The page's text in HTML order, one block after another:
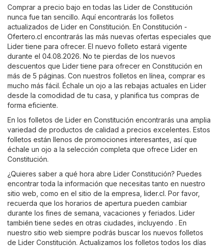
Comprar a precio bajo en todas las Lider de Constitución
nunca fue tan sencillo. Aquí encontrarás los folletos
actualizados de Lider en Constitución. En Constitución -
Ofertero.cl encontrarás las más nuevas ofertas especiales que
Lider tiene para ofrecer. El nuevo folleto estará vigente
durante el 04.08.2026. No te pierdas de los nuevos
descuentos que Lider tiene para ofrecer en Constitución en
más de 5 páginas. Con nuestros folletos en línea, comprar es
mucho más fácil. Échale un ojo a las rebajas actuales en Lider
desde la comodidad de tu casa, y planifica tus compras de
forma eficiente.
En los folletos de Lider en Constitución encontrarás una amplia
variedad de productos de calidad a precios excelentes. Estos
folletos están llenos de promociones interesantes, así que
échale un ojo a la selección completa que ofrece Lider en
Constitución.
¿Quieres saber a qué hora abre Lider Constitución? Puedes
encontrar toda la información que necesitas tanto en nuestro
sitio web, como en el sitio de la empresa, lider.cl. Por favor,
recuerda que los horarios de apertura pueden cambiar
durante los fines de semana, vacaciones y feriados. Lider
también tiene sedes en otras ciudades, incluyendo . En
nuestro sitio web siempre podrás buscar los nuevos folletos
de Lider Constitución. Actualizamos los folletos todos los días